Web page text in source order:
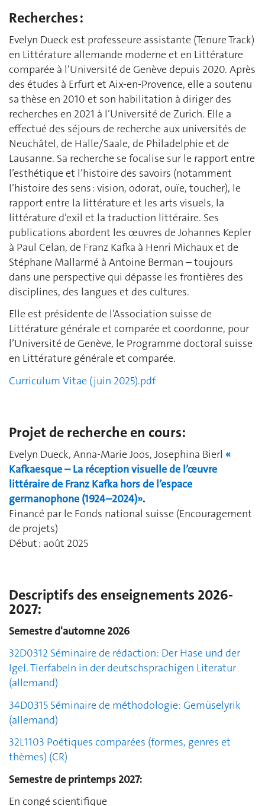
Recherches :
Evelyn Dueck est professeure assistante (Tenure Track)
en Littérature allemande moderne et en Littérature
comparée à l’Université de Genève depuis 2020. Après
des études à Erfurt et Aix-en-Provence, elle a soutenu
sa thèse en 2010 et son habilitation à diriger des
recherches en 2021 à l’Université de Zurich. Elle a
effectué des séjours de recherche aux universités de
Neuchâtel, de Halle/Saale, de Philadelphie et de
Lausanne. Sa recherche se focalise sur le rapport entre
l’esthétique et l’histoire des savoirs (notamment
l’histoire des sens : vision, odorat, ouïe, toucher), le
rapport entre la littérature et les arts visuels, la
littérature d’exil et la traduction littéraire. Ses
publications abordent les œuvres de Johannes Kepler
à Paul Celan, de Franz Kafka à Henri Michaux et de
Stéphane Mallarmé à Antoine Berman – toujours
dans une perspective qui dépasse les frontières des
disciplines, des langues et des cultures.
Elle est présidente de l’Association suisse de
Littérature générale et comparée et coordonne, pour
l’Université de Genève, le Programme doctoral suisse
en Littérature générale et comparée.
Curriculum Vitae (juin 2025).pdf
Projet de recherche en cours:
Evelyn Dueck, Anna-Marie Joos, Josephina Bierl «
Kafkaesque – La réception visuelle de l’œuvre
littéraire de Franz Kafka hors de l’espace
germanophone (1924–2024)».
Financé par le Fonds national suisse (Encouragement
de projets)
Début : août 2025
Descriptifs des enseignements 2026-
2027:
Semestre d'automne 2026
32D0312 Séminaire de rédaction: Der Hase und der
Igel. Tierfabeln in der deutschsprachigen Literatur
(allemand)
34D0315 Séminaire de méthodologie: Gemüselyrik
(allemand)
32L1103 Poétiques comparées (formes, genres et
thèmes) (CR)
Semestre de printemps 2027:
En congé scientifique